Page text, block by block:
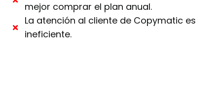
mejor comprar el plan anual.
La atención al cliente de Copymatic es
ineficiente.